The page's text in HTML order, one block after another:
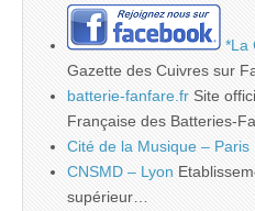
*La
Gazette des Cuivres sur
batterie-fanfare.fr Site
Française des Batteries-
Cité de la Musique – Paris
CNSMD – Lyon
supérieur…